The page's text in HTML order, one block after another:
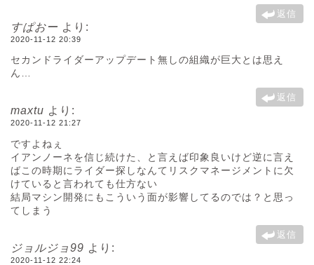
返信
すぱおー より:
2020-11-12 20:39
セカンドライダーアップデート無しの組織が巨大とは思え
ん…
返信
maxtu より:
2020-11-12 21:27
ですよねぇ
イアンノーネを信じ続けた、と言えば印象良いけど逆に言え
ばこの時期にライダー探しなんてリスクマネージメントに欠
けていると言われても仕方ない
結局マシン開発にもこういう面が影響してるのでは？と思っ
てしまう
返信
ジョルジョ99 より:
2020-11-12 22:24